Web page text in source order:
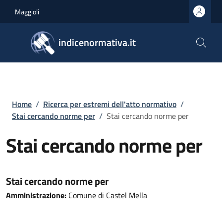
Maggioli
indicenormativa.it
Briciole di pane
Home / Ricerca per estremi dell'atto normativo /
Stai cercando norme per / Stai cercando norme per
Stai cercando norme per
Stai cercando norme per
Amministrazione: Comune di Castel Mella